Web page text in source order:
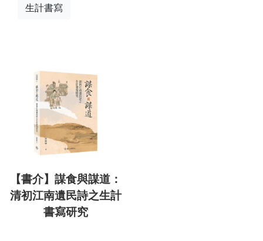
生計書寫
【書介】謀食與謀道：
清初江南遺民詩之生計
書寫研究